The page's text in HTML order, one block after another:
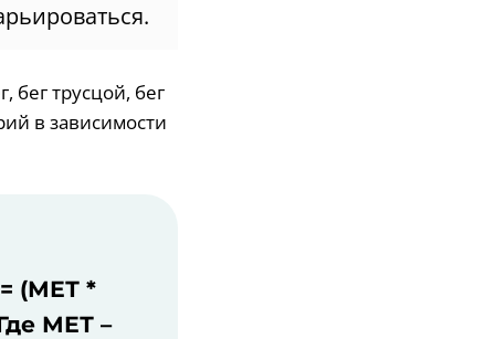
бег трусцой, бег
в зависимости
(МЕТ *
МЕТ –